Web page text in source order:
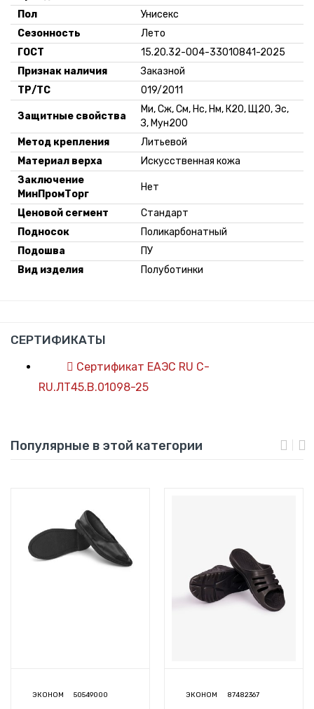
Пол
Унисекс
Сезонность
Лето
ГОСТ
15.20.32-004-33010841-2025
Признак наличия
Заказной
ТР/ТС
019/2011
Защитные свойства
Ми, Сж, См, Нс, Нм, К20, Щ20, Эс,
З, Мун200
Метод крепления
Литьевой
Материал верха
Искусственная кожа
Заключение
МинПромТорг
Нет
Ценовой сегмент
Стандарт
Подносок
Поликарбонатный
Подошва
ПУ
Вид изделия
Полуботинки
СЕРТИФИКАТЫ
Сертификат ЕАЭС RU C-
RU.ЛТ45.В.01098-25
Популярные в этой категории
ЭКОНОМ 50549000 ЭКОНОМ 87482367